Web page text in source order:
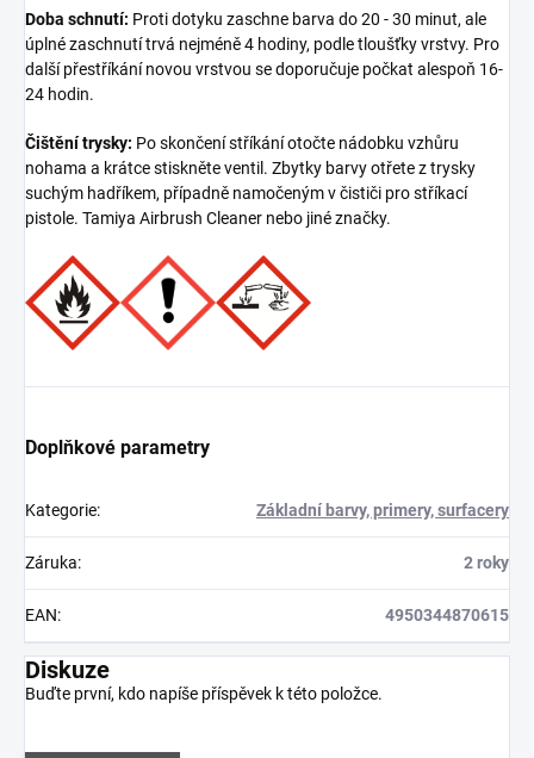
Doba schnutí: Proti dotyku zaschne barva do 20 - 30 minut, ale
úplné zaschnutí trvá nejméně 4 hodiny, podle tloušťky vrstvy. Pro
další přestříkání novou vrstvou se doporučuje počkat alespoň 16-
24 hodin.
Čištění trysky: Po skončení stříkání otočte nádobku vzhůru
nohama a krátce stiskněte ventil. Zbytky barvy otřete z trysky
suchým hadříkem, případně namočeným v čističi pro stříkací
pistole. Tamiya Airbrush Cleaner nebo jiné značky.
Doplňkové parametry
Kategorie: Základní barvy, primery, surfacery
Záruka: 2 roky
EAN: 4950344870615
Diskuze
Buďte první, kdo napíše příspěvek k této položce.